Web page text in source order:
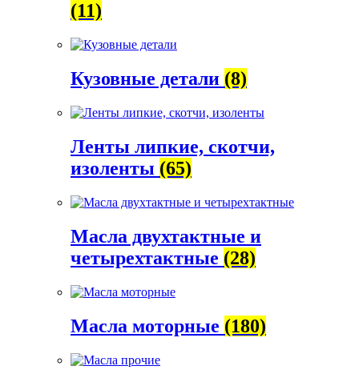
(11)
Кузовные детали (8)
Ленты липкие, скотчи,
изоленты (65)
Масла двухтактные и
четырехтактные (28)
Масла моторные (180)